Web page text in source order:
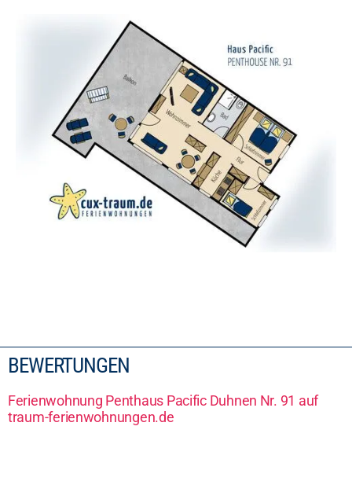
BEWERTUNGEN
Ferienwohnung Penthaus Pacific Duhnen Nr. 91 auf
traum-ferienwohnungen.de